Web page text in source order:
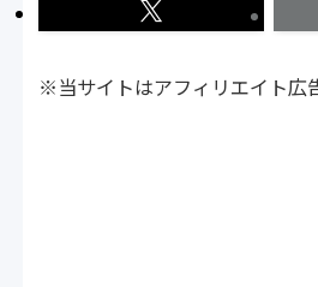
※当サイトはアフィリエイト広